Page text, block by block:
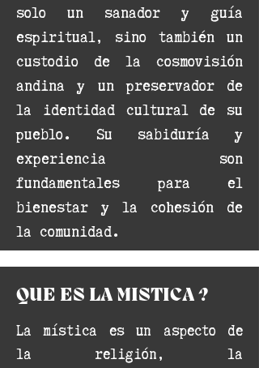
solo un sanador y guía
espiritual, sino también un
custodio de la cosmovisión
andina y un preservador de
la identidad cultural de su
pueblo. Su sabiduría y
experiencia son
fundamentales para el
bienestar y la cohesión de
la comunidad.
QUE ES LA MISTICA ?
La mística es un aspecto de
la religión, la